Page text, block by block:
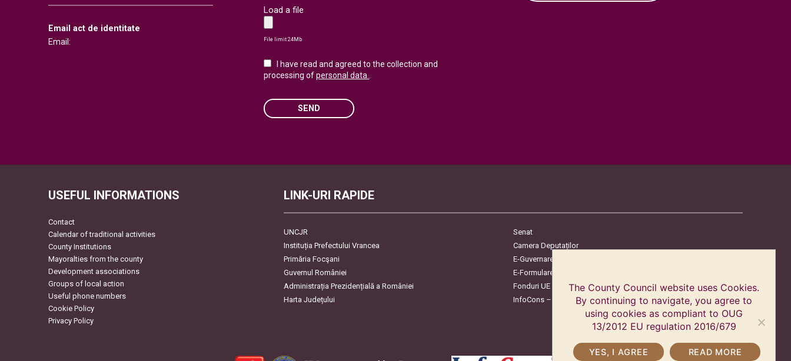
Email act de identitate
Email:
Load a file
File limit 24Mb
I have read and agreed to the collection and
processing ofpersonal data..
SEND
USEFUL INFORMATIONS
Contact
Calendar of traditional activities
County Institutions
Mayoralties from the county
Development associations
Groups of local action
Useful phone numbers
Cookie Policy
Privacy Policy
LINK-URI RAPIDE
UNCJR
Senat
Instituția Prefectului Vrancea
Camera Deputaților
Primăria Focşani
E-Guvernare
Guvernul României
E-Formulare
Administrația Prezidențială a României
Fonduri UE
Harta Județului
InfoCons – Protecția Consumatorilor
The County Council website uses Cookies.
By continuing to navigate, you agree to
using cookies as compliant to OUG
13/2012 EU regulation 2016/679
YES, I AGREE READ MORE